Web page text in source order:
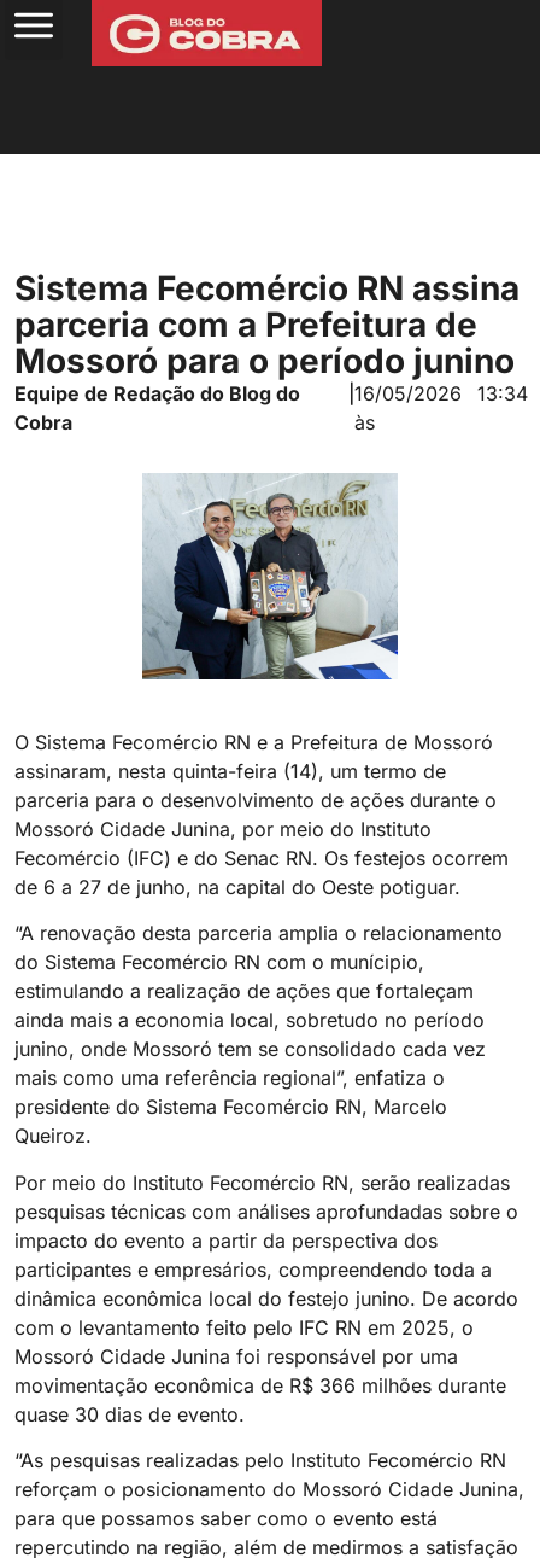
Sistema Fecomércio RN assina
parceria com a Prefeitura de
Mossoró para o período junino
Equipe de Redação do Blog do
Cobra
|16/05/2026
às
13:34
O Sistema Fecomércio RN e a Prefeitura de Mossoró
assinaram, nesta quinta-feira (14), um termo de
parceria para o desenvolvimento de ações durante o
Mossoró Cidade Junina, por meio do Instituto
Fecomércio (IFC) e do Senac RN. Os festejos ocorrem
de 6 a 27 de junho, na capital do Oeste potiguar.
“A renovação desta parceria amplia o relacionamento
do Sistema Fecomércio RN com o munícipio,
estimulando a realização de ações que fortaleçam
ainda mais a economia local, sobretudo no período
junino, onde Mossoró tem se consolidado cada vez
mais como uma referência regional”, enfatiza o
presidente do Sistema Fecomércio RN, Marcelo
Queiroz.
Por meio do Instituto Fecomércio RN, serão realizadas
pesquisas técnicas com análises aprofundadas sobre o
impacto do evento a partir da perspectiva dos
participantes e empresários, compreendendo toda a
dinâmica econômica local do festejo junino. De acordo
com o levantamento feito pelo IFC RN em 2025, o
Mossoró Cidade Junina foi responsável por uma
movimentação econômica de R$ 366 milhões durante
quase 30 dias de evento.
“As pesquisas realizadas pelo Instituto Fecomércio RN
reforçam o posicionamento do Mossoró Cidade Junina,
para que possamos saber como o evento está
repercutindo na região, além de medirmos a satisfação